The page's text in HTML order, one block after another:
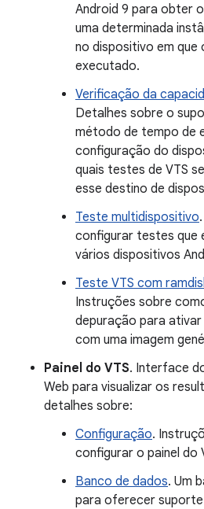
Android 9 para obter
uma determinada
no dispositivo em que
executado.
Verificação da
Detalhes sobre o
método de tempo de
configuração do
quais testes de VTS
esse destino de
Teste multidispositivo
configurar testes que
vários dispositivos
Teste VTS com
Instruções sobre
depuração para
com uma imagem
Painel do VTS. Interface
Web para visualizar os
detalhes sobre:
Configuração.
configurar o painel do
Banco de dados. Um
para oferecer